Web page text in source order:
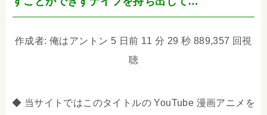
作成者: 俺はアントン 5 日前 11 分 29 秒 889,357 回視
聴
◆ 当サイトではこのタイトルの YouTube 漫画アニメを